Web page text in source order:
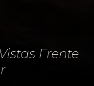
Frente